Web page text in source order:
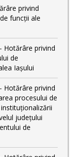
privind
funcții ale
Hotărâre privind
de
Iașului
Hotărâre privind
procesului de
județului
de